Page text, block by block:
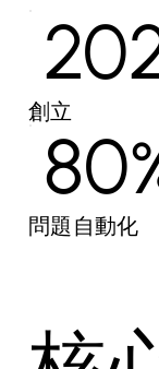
創立
問題自動化